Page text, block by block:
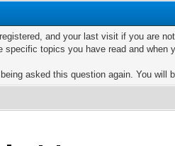
and your last visit if you are
topics you have read and
asked this question again. You